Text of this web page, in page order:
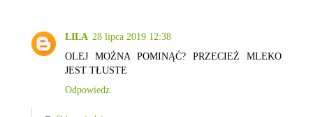
LILA 28 lipca 2019 12:38
OLEJ MOŻNA POMINĄĆ? PRZECIEŻ MLEKO
JEST TŁUSTE
Odpowiedz